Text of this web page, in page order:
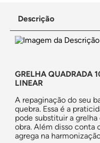
Descrição
GRELHA QUADRADA
LINEAR
A repaginação do seu
quebra. Essa é a
pode substituir a
obra. Além disso conta
agrega na